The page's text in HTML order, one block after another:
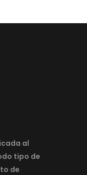
al
tipo de
de